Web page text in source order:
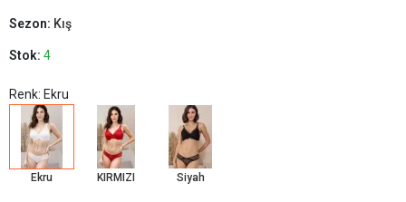
Sezon: Kış
Stok: 4
Renk: Ekru
Ekru KIRMIZI Siyah